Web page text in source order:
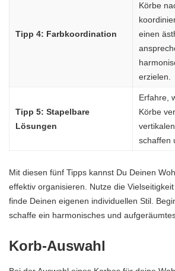
Tipp 4: Farbkoordination
Körbe
einen
erzielen.
Tipp 5: Stapelbare
Lösungen
Erfahre,
Körbe
schaffen
Mit diesen fünf Tipps kannst Du Deinen
effektiv organisieren. Nutze die
finde Deinen eigenen individuellen Stil.
schaffe ein harmonisches und
Korb-Auswahl